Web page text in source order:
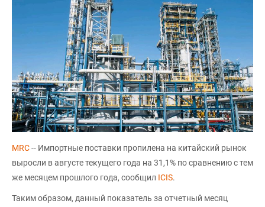
MRC-- Импортные поставки пропилена на китайский рынок
выросли в августе текущего года на 31,1% по сравнению с тем
же месяцем прошлого года, сообщил ICIS.
Таким образом, данный показатель за отчетный месяц